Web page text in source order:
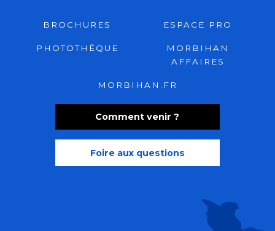
Comment venir ?
Foire aux questions
BROCHURES ESPACE PRO
PHOTOTHÈQUE
MORBIHAN
AFFAIRES
MORBIHAN.FR